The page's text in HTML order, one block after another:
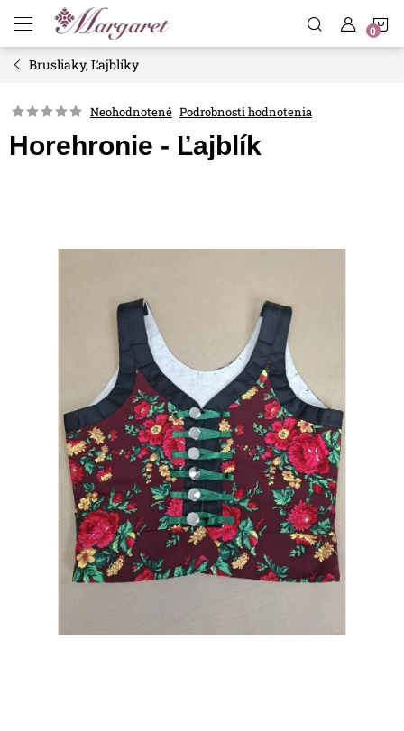
obsah
Brusliaky, Ľajblíky
Neohodnotené Podrobnosti hodnotenia
Horehronie - Ľajblík